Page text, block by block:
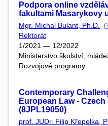
Podpora online
fakultami Masarykovy
Mgr. Michal Bulant, Ph.D.
Rektorát
1/2021 — 12/2022
Ministerstvo školství,
Rozvojové programy
Contemporary
European Law -
(8JPL19050)
prof. JUDr. Filip Křepelka,